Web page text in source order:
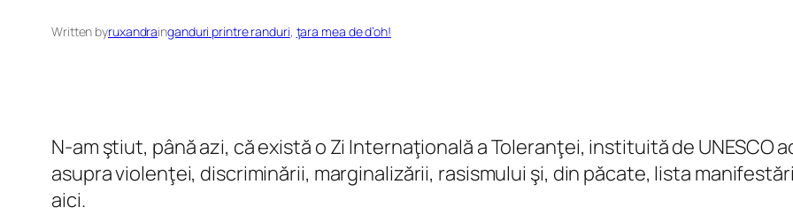
Written byruxandrainganduri printre randuri, ţara mea de d’oh!
N-am ştiut, până azi, că există o Zi Internaţională a Toleranţei, instituită de UNESCO
asupra violenţei, discriminării, marginalizării, rasismului şi, din păcate, lista
aici.